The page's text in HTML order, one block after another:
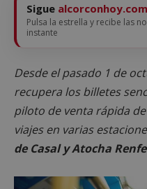
Sigue alcorconhoy.com
Pulsa la estrella y recibe las
instante
Desde el pasado 1 de
recupera los billetes
piloto de venta rápida
viajes en varias
de Casal y Atocha